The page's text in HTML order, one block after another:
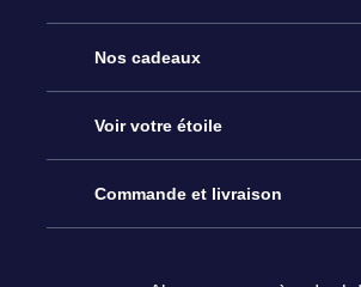
Service
À propos de l’OSR
Nous contacter
Nos cadeaux
Cadeau d’étoile en ligne
Coffret cadeau OSR
Voir votre étoile
Registre des étoiles
Commande et livraison